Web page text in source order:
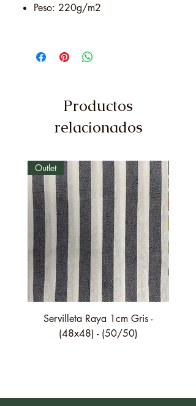
Peso: 220g/m2
Productos
relacionados
Outlet
Servilleta Raya 1cm Gris -
(48x48) - (50/50)